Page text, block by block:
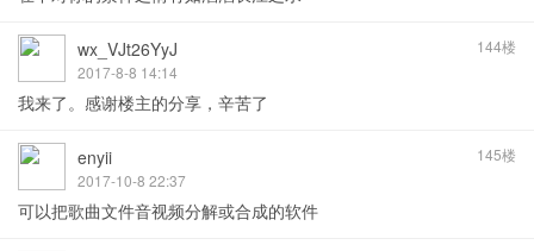
144楼
wx_VJt26YyJ
2017-8-8 14:14
我来了。感谢楼主的分享，辛苦了
145楼
enyii
2017-10-8 22:37
可以把歌曲文件音视频分解或合成的软件